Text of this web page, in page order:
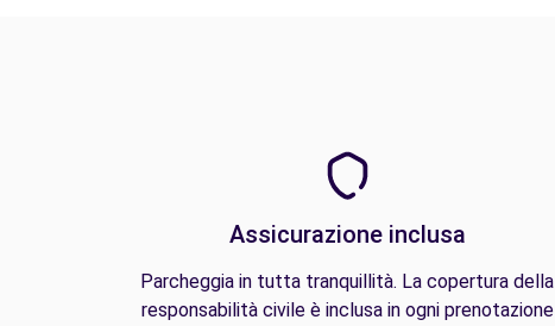
Assicurazione inclusa
Parcheggia in tutta tranquillità. La copertura della
responsabilità civile è inclusa in ogni prenotazione